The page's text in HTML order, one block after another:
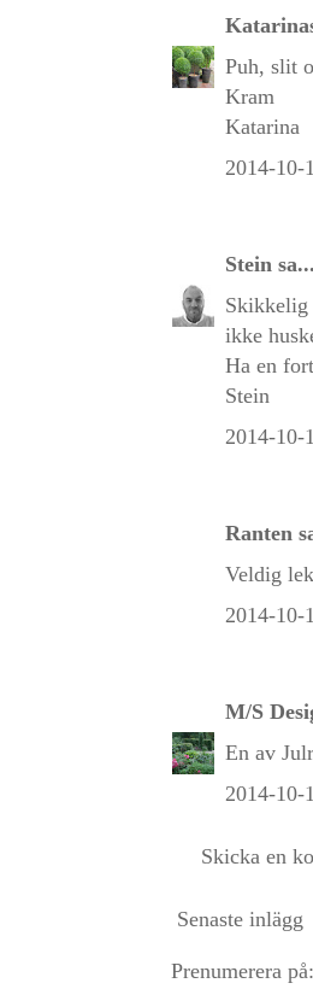
Puh, slit
Kram
Katarina
2014-10-
Stein sa...
Skikkelig
ikke
Ha en
Stein
2014-10-
Ranten
Veldig
2014-10-
M/S
En av
2014-10-
Skicka en
Senaste inlägg
Prenumerera på: